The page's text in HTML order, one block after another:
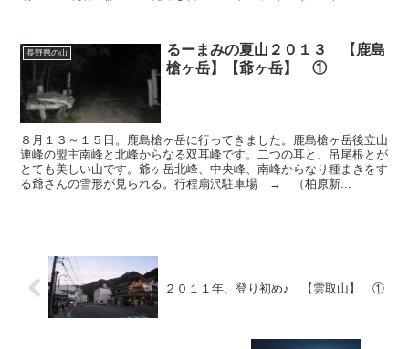
長野県の山
るーまみの夏山２０１３ 【鹿島
槍ヶ岳】【爺ヶ岳】 ①
８月１３～１５日。鹿島槍ヶ岳に行ってきました。鹿島槍ヶ岳後立山
連峰の盟主南峰と北峰からなる双耳峰です。二つの耳と、吊尾根とが
とても美しい山です。爺ヶ岳北峰、中央峰、南峰からなり種まきをす
る爺さんの雪形が見られる。行程扇沢駐車場 → （柏原新...
２０１１年、登り初め♪ 【雲取山】 ①